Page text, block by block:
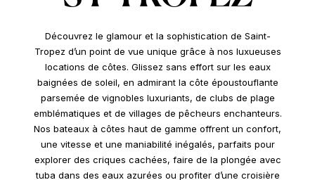
Découvrez le glamour et la sophistication de Saint-
Tropez d’un point de vue unique grâce à nos luxueuses
locations de côtes. Glissez sans effort sur les eaux
baignées de soleil, en admirant la côte époustouflante
parsemée de vignobles luxuriants, de clubs de plage
emblématiques et de villages de pêcheurs enchanteurs.
Nos bateaux à côtes haut de gamme offrent un confort,
une vitesse et une maniabilité inégalés, parfaits pour
explorer des criques cachées, faire de la plongée avec
tuba dans des eaux azurées ou profiter d’une croisière